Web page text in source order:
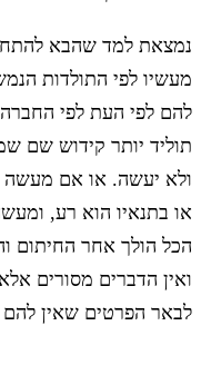
נמצאת למד שהבא
מעשיו לפי התולדות
להם לפי העת לפי
תוליד יותר קידוש שם
ולא יעשה. או אם מעשה
או בתנאיו הוא רע,
הכל הולך אחר החיתום
ואין הדברים מסורים
לבאר הפרטים שאין להם